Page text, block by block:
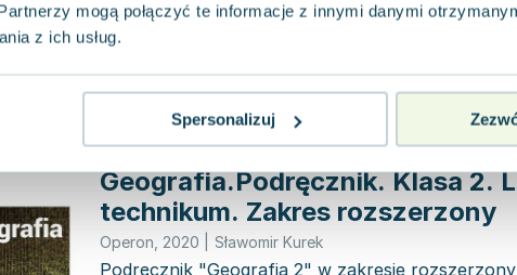
mogą połączyć te informacje z innymi danymi
z ich usług.
Spersonalizuj
harmonią. Zawiera podział treści na
tematyczne...
Wyprzedaż
Geografia.Podręcznik. Klasa 2.
technikum. Zakres rozszerzony
Operon 2020 Sławomir Kurek
Podręcznik "Geografia 2" w zakresie